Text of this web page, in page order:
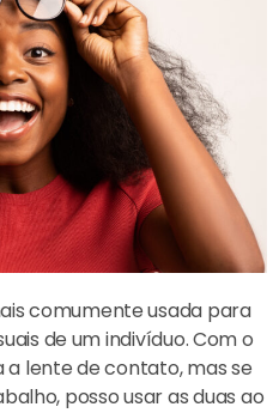
comumente usada para
de um indivíduo. Com o
lente de contato, mas se
posso usar as duas ao